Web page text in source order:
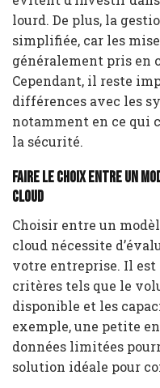
lourd. De plus, la
simplifiée, car les
généralement pris en
Cependant, il reste
différences avec les
notamment en ce qui
la sécurité.
Faire le choix entre un
cloud
Choisir entre un
cloud nécessite
votre entreprise. Il est
critères tels que le
disponible et les
exemple, une petite
données limitées
solution idéale pour